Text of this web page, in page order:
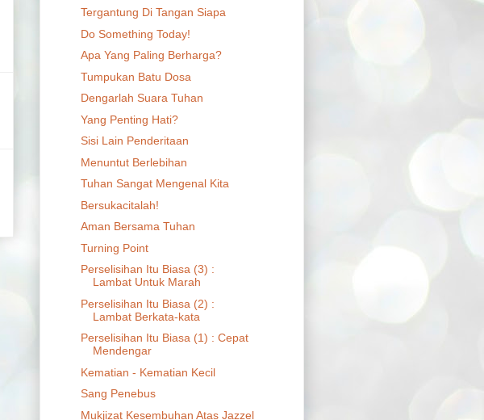
Tergantung Di Tangan Siapa
Do Something Today!
Apa Yang Paling Berharga?
Tumpukan Batu Dosa
Dengarlah Suara Tuhan
Yang Penting Hati?
Sisi Lain Penderitaan
Menuntut Berlebihan
Tuhan Sangat Mengenal Kita
Bersukacitalah!
Aman Bersama Tuhan
Turning Point
Perselisihan Itu Biasa (3) :
Lambat Untuk Marah
Perselisihan Itu Biasa (2) :
Lambat Berkata-kata
Perselisihan Itu Biasa (1) : Cepat
Mendengar
Kematian - Kematian Kecil
Sang Penebus
Mukjizat Kesembuhan Atas Jazzel